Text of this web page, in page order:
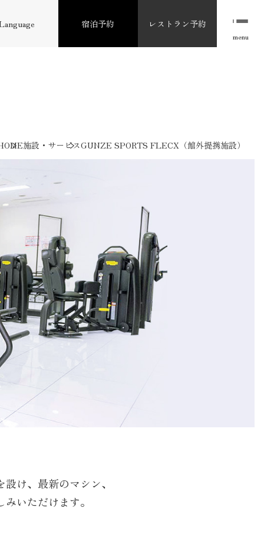
宿泊予約 レストラン予約
menu
施設・サービスGUNZE SPORTS FLECX（館外提携施設）
け、最新のマシン、
いただけます。